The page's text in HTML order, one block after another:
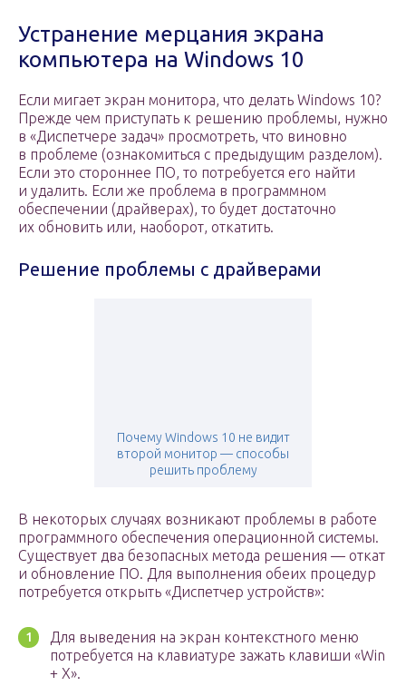
Устранение мерцания экрана
компьютера на Windows 10
Если мигает экран монитора, что делать Windows 10?
Прежде чем приступать к решению проблемы, нужно
в «Диспетчере задач» просмотреть, что виновно
в проблеме (ознакомиться с предыдущим разделом).
Если это стороннее ПО, то потребуется его найти
и удалить. Если же проблема в программном
обеспечении (драйверах), то будет достаточно
их обновить или, наоборот, откатить.
Решение проблемы с драйверами
Почему Windows 10 не видит
второй монитор — способы
решить проблему
В некоторых случаях возникают проблемы в работе
программного обеспечения операционной системы.
Существует два безопасных метода решения — откат
и обновление ПО. Для выполнения обеих процедур
потребуется открыть «Диспетчер устройств»:
Для выведения на экран контекстного меню
потребуется на клавиатуре зажать клавиши «Win
+ X».